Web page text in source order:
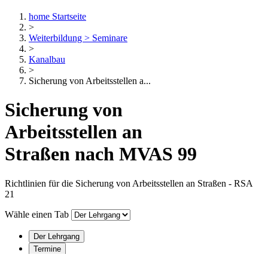
home Startseite
>
Weiterbildung > Seminare
>
Kanalbau
>
Sicherung von Arbeitsstellen a...
Sicherung von
Arbeitsstellen an
Straßen nach MVAS 99
Richtlinien für die Sicherung von Arbeitsstellen an Straßen - RSA
21
Wähle einen Tab
Der Lehrgang
Termine